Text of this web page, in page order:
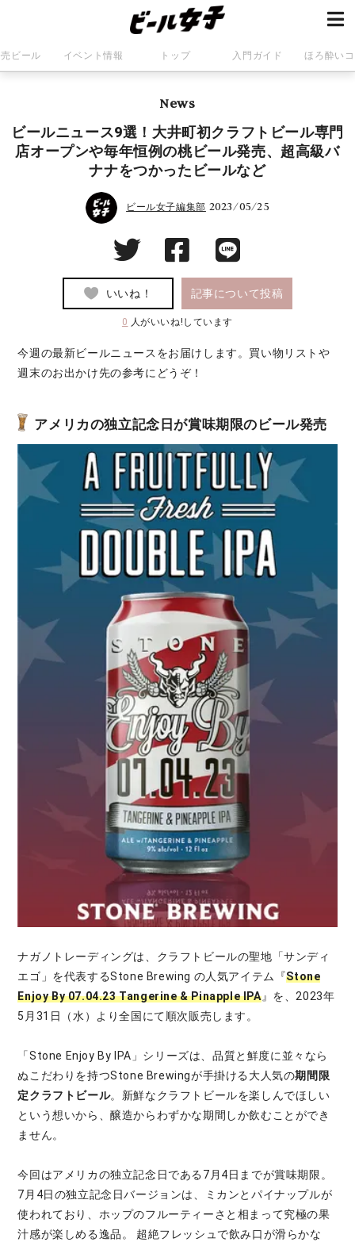
ビール イベント情報 トップ 入門ガイド ほろ酔い
News
ビールニュース9選！大井町初クラフトビール専門
店オープンや毎年恒例の桃ビール発売、超高級バ
ナナをつかったビールなど
ビール女子編集部 2023/05/25
いいね！ 記事について投稿
0 人がいいね!しています
今週の最新ビールニュースをお届けします。買い物リストや
週末のお出かけ先の参考にどうぞ！
アメリカの独立記念日が賞味期限のビール発売
ナガノトレーディングは、クラフトビールの聖地「サンディ
エゴ」を代表するStone Brewing の人気アイテム『Stone
Enjoy By 07.04.23 Tangerine & Pinapple IPA』を、2023年
5⽉31⽇（水）より全国にて順次販売します。
「Stone Enjoy By IPA」シリーズは、品質と鮮度に並々なら
ぬこだわりを持つStone Brewingが⼿掛ける⼤⼈気の期間限
定クラフトビール。新鮮なクラフトビールを楽しんでほしい
という想いから、醸造からわずかな期間しか飲むことができ
ません。
今回はアメリカの独立記念日である7月4日までが賞味期限。
7月4日の独立記念日バージョンは、ミカンとパイナップルが
使われており、ホップのフルーティーさと相まって究極の果
汁感が楽しめる逸品。 超絶フレッシュで飲み口が滑らかな